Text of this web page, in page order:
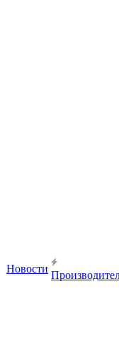
Новости